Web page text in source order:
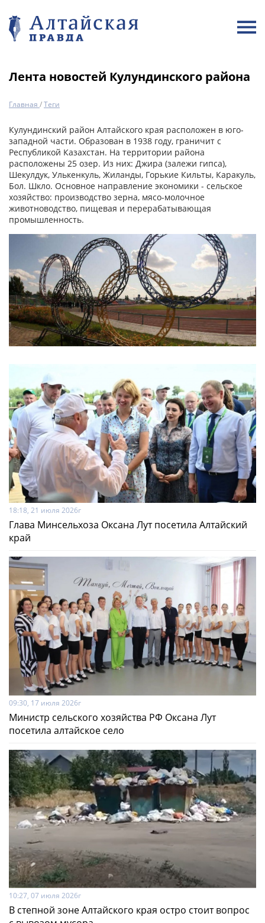
Лента новостей Кулундинского района
Главная /Теги
Кулундинский район Алтайского края расположен в юго-
западной части. Образован в 1938 году, граничит с
Республикой Казахстан. На территории района
расположены 25 озер. Из них: Джира (залежи гипса),
Шекулдук, Улькенкуль, Жиланды, Горькие Кильты, Каракуль,
Бол. Шкло. Основное направление экономики - сельское
хозяйство: производство зерна, мясо-молочное
животноводство, пищевая и перерабатывающая
промышленность.
18:18, 21 июля 2026г
Глава Минсельхоза Оксана Лут посетила Алтайский
край
09:30, 17 июля 2026г
Министр сельского хозяйства РФ Оксана Лут
посетила алтайское село
10:27, 07 июля 2026г
В степной зоне Алтайского края остро стоит вопрос